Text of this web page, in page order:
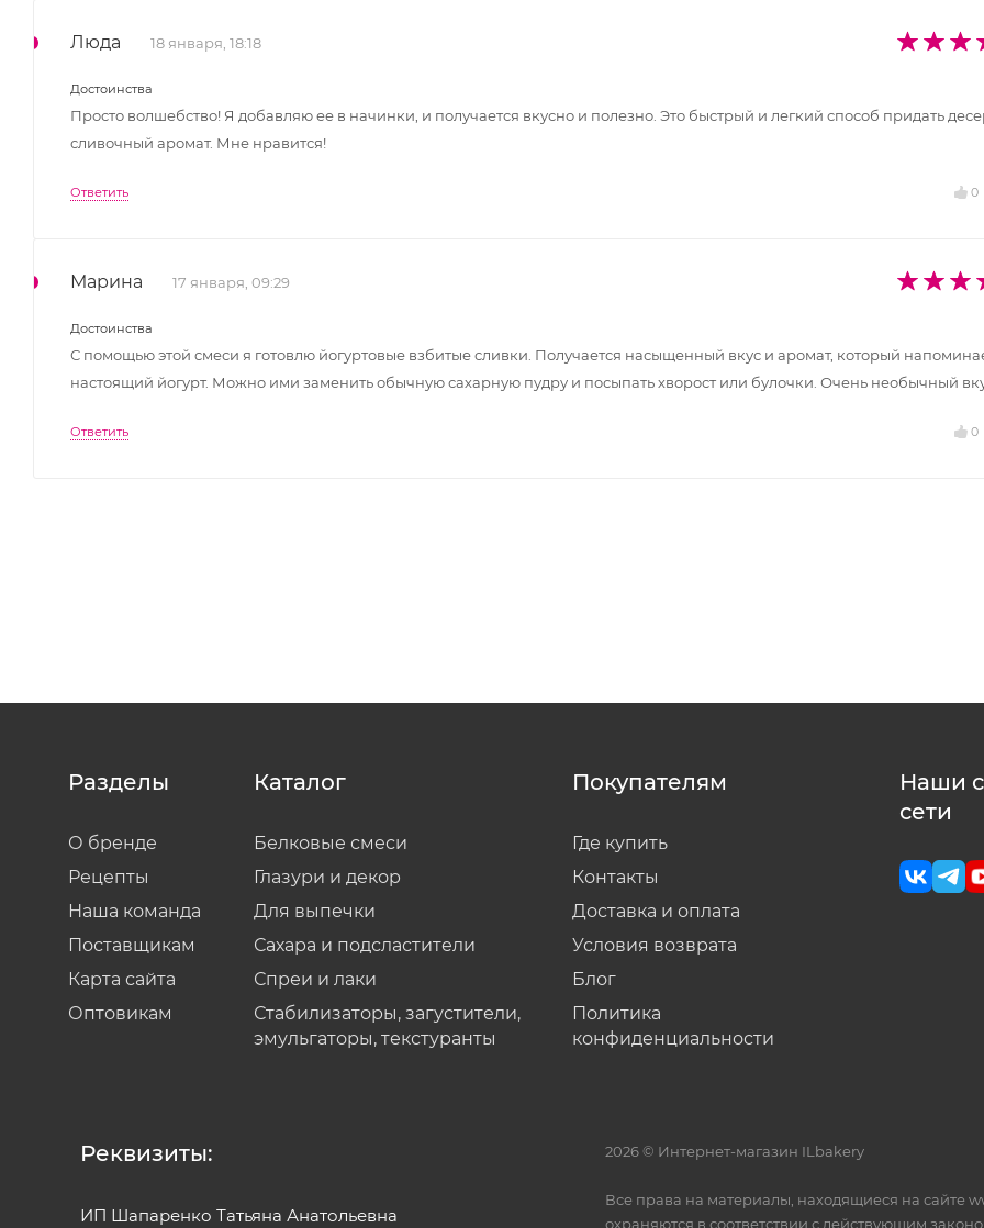
Люда 18 января, 18:18
Достоинства
Просто волшебство! Я добавляю ее в начинки, и получается вкусно и полезно. Это быстрый и легкий способ придать
сливочный аромат. Мне нравится!
Ответить 0
Марина 17 января, 09:29
Достоинства
С помощью этой смеси я готовлю йогуртовые взбитые сливки. Получается насыщенный вкус и аромат, который
настоящий йогурт. Можно ими заменить обычную сахарную пудру и посыпать хворост или булочки. Очень необычный
Ответить 0
Разделы
О бренде
Рецепты
Наша команда
Поставщикам
Карта сайта
Оптовикам
Каталог
Белковые смеси
Глазури и декор
Для выпечки
Сахара и подсластители
Спреи и лаки
Стабилизаторы, загустители,
эмульгаторы, текстуранты
Покупателям
Где купить
Контакты
Доставка и оплата
Условия возврата
Блог
Политика
конфиденциальности
Наши
сети
Реквизиты:
ИП Шапаренко Татьяна Анатольевна
2026 © Интернет-магазин ILbakery
Все права на материалы, находящиеся на сайте
охраняются в соответствии с действующим